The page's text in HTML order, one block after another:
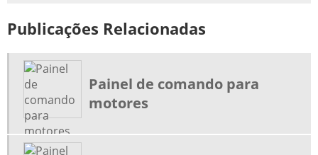
MANUTENÇÃO DE MOTORES ELETRICOS
MANUTENÇÃO DE SISTEMAS CONTRA INCENDIO
MANUTENÇÃO DE SISTEMAS DE COMBATE A INCENDIO
MANUTENÇÃO DE SISTEMAS DE INCÊNDIO
MANUTENÇÃO EM PAINEL DE COMANDO
Publicações Relacionadas
Painel de comando para
motores